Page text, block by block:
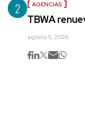
2 AGENCIAS
TBWA
agosto 5, 2026